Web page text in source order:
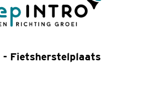
- Fietsherstelplaats